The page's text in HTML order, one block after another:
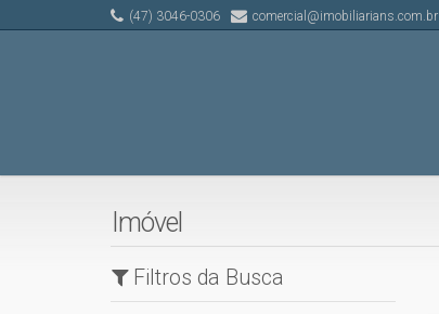
(47) 3046-0306 comercial@imobiliarians.com.br
Imóvel
Filtros da Busca